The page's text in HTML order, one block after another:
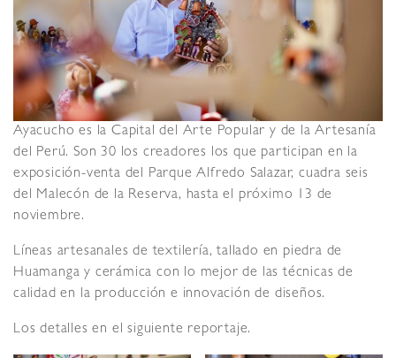
Ayacucho es la Capital del Arte Popular y de la Artesanía
del Perú. Son 30 los creadores los que participan en la
exposición-venta del Parque Alfredo Salazar, cuadra seis
del Malecón de la Reserva, hasta el próximo 13 de
noviembre.
Líneas artesanales de textilería, tallado en piedra de
Huamanga y cerámica con lo mejor de las técnicas de
calidad en la producción e innovación de diseños.
Los detalles en el siguiente reportaje.